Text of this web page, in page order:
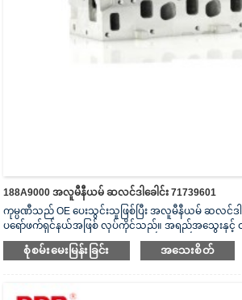
188A9000 အလူမီနီယမ် ဆလင်ဒါခေါင်း 71739601
ကုမ္ပဏီသည် OE ပေးသွင်းသူဖြစ်ပြီး အလူမီနီယမ် ဆလင်ဒါခ
ပရော်ဖက်ရှင်နယ်အဖြစ် လုပ်ကိုင်သည်။ အရည်အသွေးနှင့်
သည်။ ဆလင်ဒါခေါင်းသည် ISO16949 စစ်မှန်ကြောင်း
“အလုံပိတ် ဆလင်ဒါခေါင်း”၊ “ဆလင်ဒါခေါင်း၏ ရှည်လျာ
စုံစမ်းမေးမြန်းခြင်း အသေးစိတ်